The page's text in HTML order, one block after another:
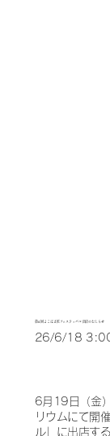
第４回よこはま匠フェスティバル 出店のおしらせ
26/6/18
6月19日（金
リウムにて開
ル」に出店す